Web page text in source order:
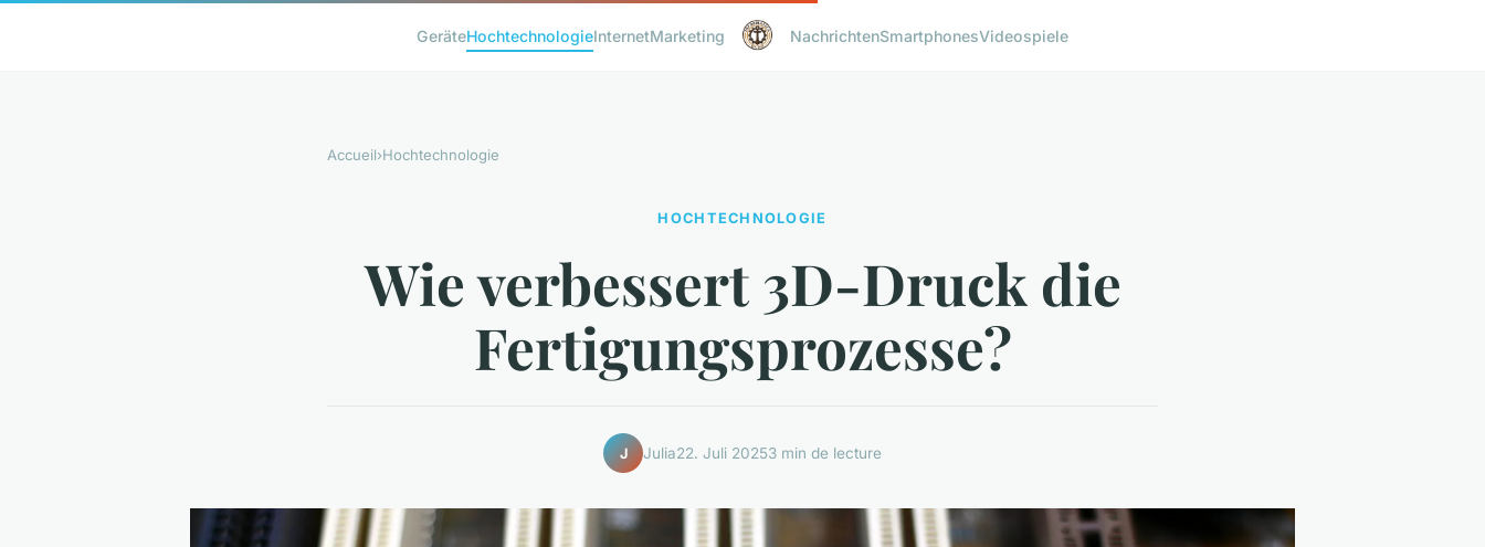
GeräteHochtechnologieInternetMarketing NachrichtenSmartphonesVideospiele
Accueil›Hochtechnologie
HOCHTECHNOLOGIE
Wie verbessert 3D-Druck die
Fertigungsprozesse?
J Julia22. Juli 20253 min de lecture